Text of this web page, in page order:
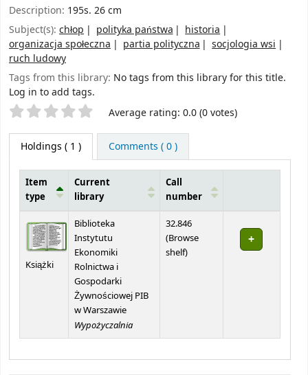
Description: 195s. 26 cm
Subject(s): chłop polityka państwa
historia
organizacja społeczna
partia polityczna
socjologia wsi
ruch ludowy
Tags from this library: No tags from this library for this title.
Log in to add tags.
Star ratings Average rating: 0.0 (0 votes)
Holdings ( 1 ) Comments ( 0 )
Item
type
Current
library
Call
number
Książki
Biblioteka
Instytutu
Ekonomiki
Rolnictwa i
Gospodarki
Żywnościowej PIB
w Warszawie
Wypożyczalnia
32.846
(Browse
shelf(Opens below)
)